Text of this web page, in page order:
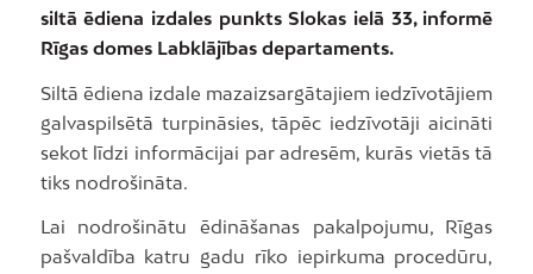
siltā ēdiena izdales punkts Slokas ielā 33, informē
Rīgas domes Labklājības departaments.
Siltā ēdiena izdale mazaizsargātajiem iedzīvotājiem
galvaspilsētā turpināsies, tāpēc iedzīvotāji aicināti
sekot līdzi informācijai par adresēm, kurās vietās tā
tiks nodrošināta.
Lai nodrošinātu ēdināšanas pakalpojumu, Rīgas
pašvaldība katru gadu rīko iepirkuma procedūru,